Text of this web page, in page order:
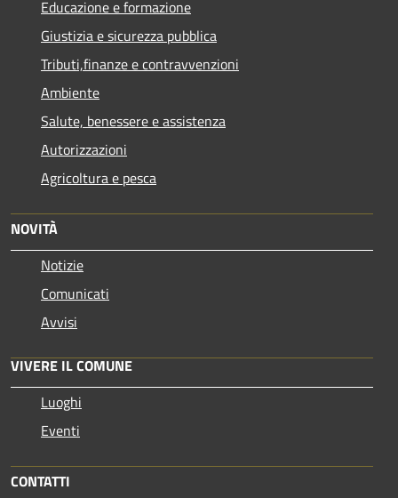
Educazione e formazione
Giustizia e sicurezza pubblica
Tributi,finanze e contravvenzioni
Ambiente
Salute, benessere e assistenza
Autorizzazioni
Agricoltura e pesca
NOVITÀ
Notizie
Comunicati
Avvisi
VIVERE IL COMUNE
Luoghi
Eventi
CONTATTI